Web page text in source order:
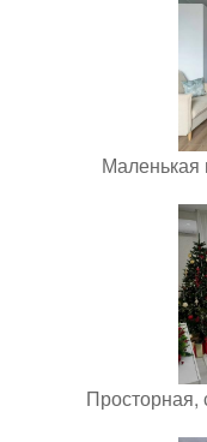
Маленькая
Просторная,